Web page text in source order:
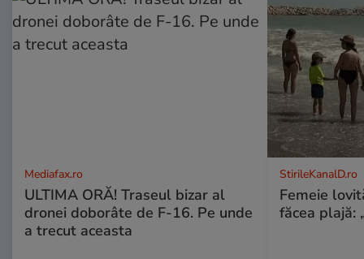
Mediafax.ro
ULTIMA ORĂ! Traseul bizar al
dronei doborâte de F-16. Pe unde
a trecut aceasta
StirileKanalD.ro
Femeie
făcea plajă: